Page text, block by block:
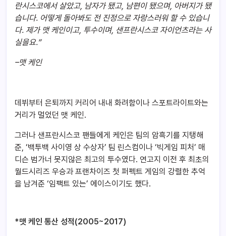
란시스코에서 살았고, 남자가 됐고, 남편이 됐으며, 아버지가 됐
습니다. 어떻게 돌아봐도 전 진정으로 자랑스러워 할 수 있습니
다. 제가 맷 케인이고, 투수이며, 샌프란시스코 자이언츠라는 사
실을요.”
–맷 케인
데뷔부터 은퇴까지 커리어 내내 화려함이나 스포트라이트와는
거리가 멀었던 맷 케인.
그러나 샌프란시스코 팬들에게 케인은 팀의 암흑기를 지탱해
준, ‘백투백 사이영 상 수상자’ 팀 린스컴이나 ‘빅게임 피처’ 매
디슨 범가너 못지않은 최고의 투수였다. 연고지 이전 후 최초의
월드시리즈 우승과 프랜차이즈 첫 퍼펙트 게임의 강렬한 추억
을 남겨준 ‘임팩트 있는’ 에이스이기도 했다.
*맷 케인 통산 성적(2005~2017)